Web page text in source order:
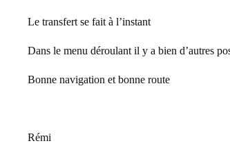
Le transfert se fait à l’instant
Dans le menu déroulant il y a bien d’autres
Bonne navigation et bonne route
Rémi